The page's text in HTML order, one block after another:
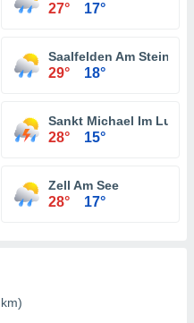
27° 17°
Saalfelden Am
29° 18°
Sankt Michael Im
28° 15°
Zell Am See
28° 17°